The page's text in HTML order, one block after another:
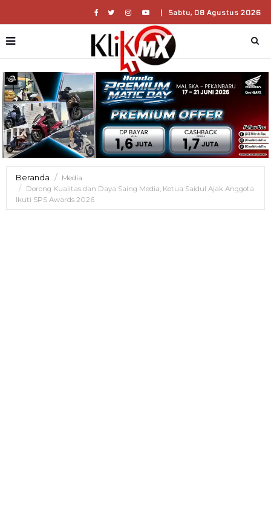
| Sabtu, 08 Agustus 2026
Beranda
Media
Dorong Kualitas dan Daya Saing Media, Ketua Saidul Ajak Anggota
Ikuti SPS Awards 2026